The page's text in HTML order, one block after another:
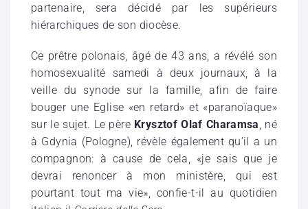
partenaire, sera décidé par les supérieurs
hiérarchiques de son diocèse.
Ce prêtre polonais, âgé de 43 ans, a révélé son
homosexualité samedi à deux journaux, à la
veille du synode sur la famille, afin de faire
bouger une Eglise «en retard» et «paranoïaque»
sur le sujet. Le père Krysztof Olaf Charamsa, né
à Gdynia (Pologne), révèle également qu’il a un
compagnon: à cause de cela, «je sais que je
devrai renoncer à mon ministère, qui est
pourtant tout ma vie», confie-t-il au quotidien